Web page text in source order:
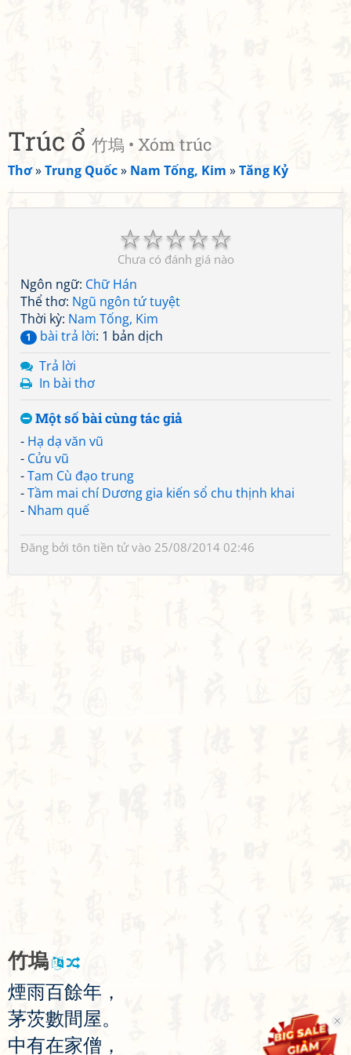
Trúc ổ 竹塢 • Xóm trúc
Thơ»Trung Quốc» Nam Tống, Kim »Tăng Kỷ
☆
☆
☆
☆
☆
Chưa có đánh giá nào
Ngôn ngữ: Chữ Hán
Thể thơ: Ngũ ngôn tứ tuyệt
Thời kỳ: Nam Tống, Kim
1 bài trả lời: 1 bản dịch
Trả lời
In bài thơ
Một số bài cùng tác giả
- Hạ dạ văn vũ
- Cửu vũ
-Tam Cù đạo trung
-Tầm mai chí Dương gia kiến sổ chu thịnh khai
- Nham quế
Đăng bởi tôn tiền tửvào 25/08/2014 02:46
竹塢
煙雨百餘年 ，
茅茨數間屋。
中有在家僧 ，